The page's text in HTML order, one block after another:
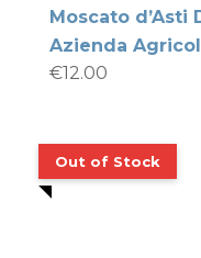
Moscato d’Asti
Azienda
€12.00